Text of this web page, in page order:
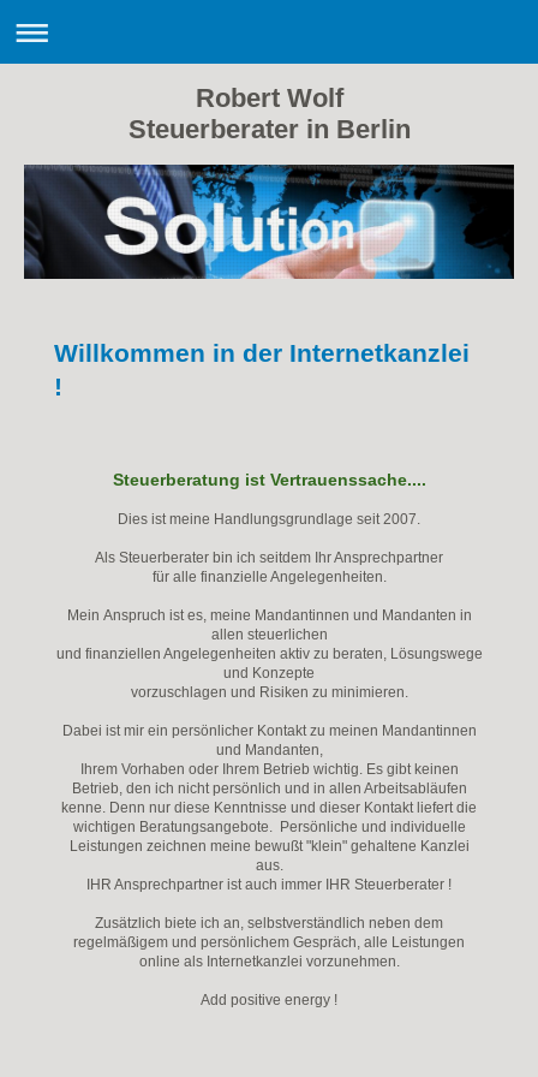
Robert Wolf
Steuerberater in Berlin
Willkommen in der Internetkanzlei
!
Steuerberatung ist Vertrauenssache....
Dies ist meine Handlungsgrundlage seit 2007.
Als Steuerberater bin ich seitdem Ihr Ansprechpartner
für alle finanzielle Angelegenheiten.
Mein Anspruch ist es, meine Mandantinnen und Mandanten in
allen steuerlichen
und finanziellen Angelegenheiten aktiv zu beraten, Lösungswege
und Konzepte
vorzuschlagen und Risiken zu minimieren.
Dabei ist mir ein persönlicher Kontakt zu meinen Mandantinnen
und Mandanten,
Ihrem Vorhaben oder Ihrem Betrieb wichtig. Es gibt keinen
Betrieb, den ich nicht persönlich und in allen Arbeitsabläufen
kenne. Denn nur diese Kenntnisse und dieser Kontakt liefert die
wichtigen Beratungsangebote. Persönliche und individuelle
Leistungen zeichnen meine bewußt "klein" gehaltene Kanzlei
aus.
IHR Ansprechpartner ist auch immer IHR Steuerberater !
Zusätzlich biete ich an, selbstverständlich neben dem
regelmäßigem und persönlichem Gespräch, alle Leistungen
online als Internetkanzlei vorzunehmen.
Add positive energy !